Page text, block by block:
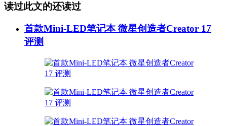
读过此文的还读过
首款Mini-LED笔记本 微星创造者Creator 17
评测